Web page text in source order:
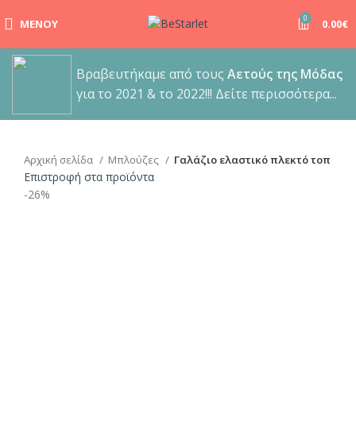
ΜΕΝΟΎ 0 0.00€
Βραβευτήκαμε από τους Αετούς της Μόδας
για το 2021 & το 2022!!! Δείτε περισσότερα...
Αρχική σελίδα Μπλούζες Γαλάζιο ελαστικό πλεκτό τοπ
Επιστροφή στα προϊόντα
-26%